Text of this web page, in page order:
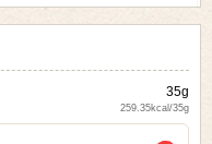
35g
259.35kcal/35g